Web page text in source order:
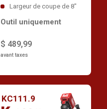
Largeur de coupe de 8"
$ 489,99
avant taxes
Outil uniquement
KC111.9